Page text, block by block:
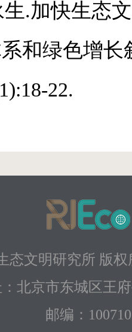
加快生态文
和绿色增长
22.
态文明研究所 版权
北京市东城区王
邮编：100710